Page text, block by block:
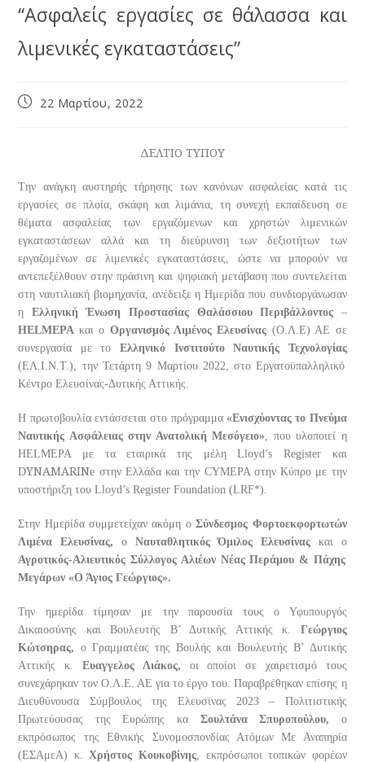
“Ασφαλείς εργασίες σε θάλασσα και
λιμενικές εγκαταστάσεις”
22 Μαρτίου, 2022
ΔΕΛΤΙΟ ΤΥΠΟΥ
Tην ανάγκη αυστηρής τήρησης των κανόνων ασφαλείας κατά τις
εργασίες σε πλοία, σκάφη και λιμάνια, τη συνεχή εκπαίδευση σε
θέματα ασφαλείας των εργαζόμενων και χρηστών λιμενικών
εγκαταστάσεων αλλά και τη διεύρυνση των δεξιοτήτων των
εργαζομένων σε λιμενικές εγκαταστάσεις, ώστε να μπορούν να
αντεπεξέλθουν στην πράσινη και ψηφιακή μετάβαση που συντελείται
στη ναυτιλιακή βιομηχανία, ανέδειξε η Ημερίδα που συνδιοργάνωσαν
η Ελληνική Ένωση Προστασίας Θαλάσσιου Περιβάλλοντος –
HELMEPA και ο Οργανισμός Λιμένος Ελευσίνας (Ο.Λ.Ε) ΑΕ σε
συνεργασία με το Ελληνικό Ινστιτούτο Ναυτικής Τεχνολογίας
(ΕΛ.Ι.Ν.Τ.), την Τετάρτη 9 Μαρτίου 2022, στο Εργατοϋπαλληλικό
Κέντρο Ελευσίνας-Δυτικής Αττικής.
Η πρωτοβουλία εντάσσεται στο πρόγραμμα «Ενισχύοντας το Πνεύμα
Ναυτικής Ασφάλειας στην Ανατολική Μεσόγειο» , που υλοποιεί η
HELMEPA με τα εταιρικά της μέλη Lloyd’s Register και
DYNAMARINe στην Ελλάδα και την CYMEPA στην Κύπρο με την
υποστήριξη του Lloyd’s Register Foundation (LRF*).
Στην Ημερίδα συμμετείχαν ακόμη οΣύνδεσμος Φορτοεκφορτωτών
Λιμένα Ελευσίνας, οΝαυταθλητικός Όμιλος Ελευσίνας και ο
Αγροτικός-Αλιευτικός Σύλλογος Αλιέων Νέας Περάμου & Πάχης
Μεγάρων «Ο Άγιος Γεώργιος».
Την ημερίδα τίμησαν με την παρουσία τους ο Υφυπουργός
Δικαιοσύνης και Βουλευτής Β’ Δυτικής Αττικής κ. Γεώργιος
Κώτσηρας, ο Γραμματέας της Βουλής και Βουλευτής Β’ Δυτικής
Αττικής κ.
Ευαγγελος Λιάκος, οι οποίοι σε χαιρετισμό τους
συνεχάρηκαν τον Ο.Λ.Ε. ΑΕ για το έργο του. Παραβρέθηκαν επίσης η
Διευθύνουσα Σύμβουλος της Ελευσίνας 2023 – Πολιτιστικής
Πρωτεύουσας της Ευρώπης κα Σουλτάνα Σπυροπούλου, ο
εκπρόσωπος της Εθνικής Συνομοσπονδίας Ατόμων Με Αναπηρία
(ΕΣΑμεΑ) κ.Χρήστος Κουκοβίνης , εκπρόσωποι τοπικών φορέων